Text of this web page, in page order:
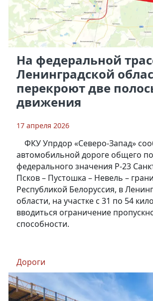
На федеральной
Ленинградской
перекроют две
движения
17 апреля 2026
ФКУ Упрдор «Северо-Запад»
автомобильной дороге общего
федерального значения Р-23
Псков – Пустошка – Невель –
Республикой Белоруссия, в
области, на участке с 31 по 54
вводиться ограничение
способности.
Дороги